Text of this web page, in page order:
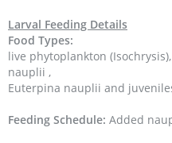
Larval Feeding Details
Food Types:
live phytoplankton
nauplii ,
Euterpina nauplii and
Feeding Schedule: Added